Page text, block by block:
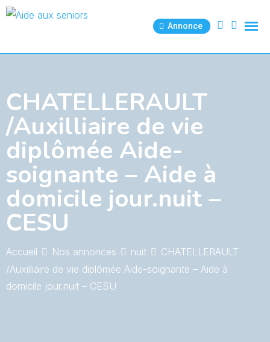
Skip
Annonce
CHATELLERAULT
/Auxilliaire de vie
diplômée Aide-
soignante – Aide à
domicile jour.nuit –
CESU
Accueil Nos annonces nuit
CHATELLERAULT
/Auxilliaire de vie diplômée Aide-soignante – Aide à
domicile jour.nuit – CESU